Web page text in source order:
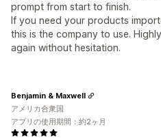
prompt from start to finish.
If you need your products
this is the company to use.
again without hesitation.
Benjamin & Maxwell
アメリカ合衆国
アプリの使用期間：約2ヶ月